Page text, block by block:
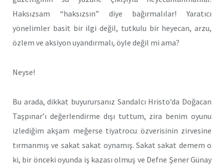
Haksızsam “haksızsın” diye bağırmalılar! Yaratıcı
yönelimler basit bir ilgi değil, tutkulu bir heyecan, arzu,
özlem ve aksiyon uyandırmalı, öyle değil mi ama?
Neyse!
Bu arada, dikkat buyurursanız Sandalcı Hristo’da Doğacan
Taşpınar’ı değerlendirme dışı tuttum, zira benim oyunu
izlediğim akşam meğerse tiyatrocu özverisinin zirvesine
tırmanmış ve sakat sakat oynamış. Sakat sakat demem o
ki, bir önceki oyunda iş kazası olmuş ve Defne Şener Günay